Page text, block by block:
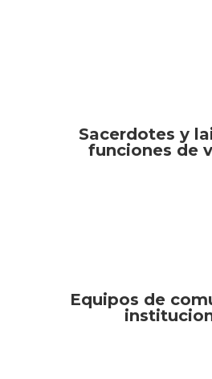
Sacerdotes y
funciones de
Equipos de